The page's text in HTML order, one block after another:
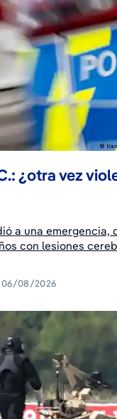
¿otra vez
a una emergencia,
con lesiones
06/08/2026